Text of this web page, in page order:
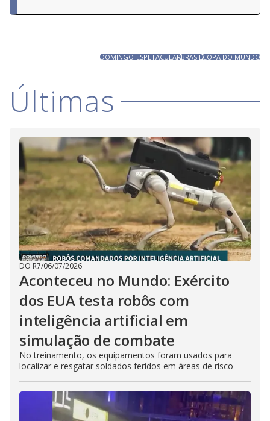
DOMINGO-ESPETACULARBRASILCOPA DO MUNDO
Últimas
DO R7/06/07/2026
Aconteceu no Mundo: Exército
dos EUA testa robôs com
inteligência artificial em
simulação de combate
No treinamento, os equipamentos foram usados para
localizar e resgatar soldados feridos em áreas de risco